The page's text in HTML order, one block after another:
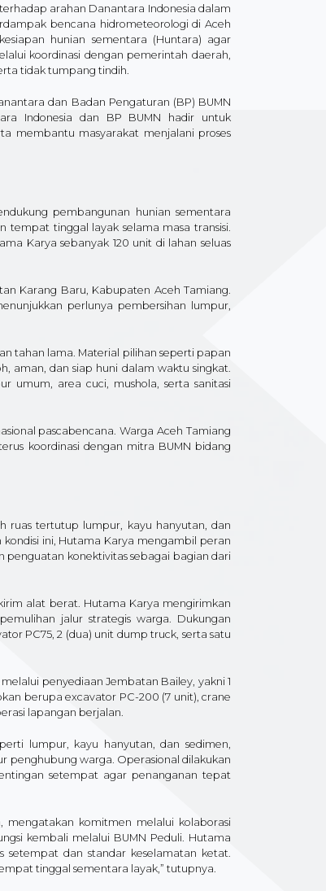
arahan Danantara Indonesia dalam
bencana hidrometeorologi di Aceh
hunian sementara (Huntara) agar
koordinasi dengan pemerintah daerah,
tidak tumpang tindih.​
dan Badan Pengaturan (BP) BUMN
Indonesia dan BP BUMN hadir untuk
membantu masyarakat menjalani proses
pembangunan hunian sementara
tinggal layak selama masa transisi.
Karya sebanyak 120 unit di lahan seluas
Karang Baru, Kabupaten Aceh Tamiang.
perlunya pembersihan lumpur,
tahan lama. Material pilihan seperti papan
aman, dan siap huni dalam waktu singkat.
umum, area cuci, mushola, serta sanitasi
pascabencana. Warga Aceh Tamiang
koordinasi dengan mitra BUMN bidang
ruas tertutup lumpur, kayu hanyutan, dan
ini, Hutama Karya mengambil peran
penguatan konektivitas sebagai bagian dari
alat berat. Hutama Karya mengirimkan
jalur strategis warga. Dukungan
PC75, 2 (dua) unit dump truck, serta satu
penyediaan Jembatan Bailey, yakni 1
berupa excavator PC-200 (7 unit), crane
lapangan berjalan.​
lumpur, kayu hanyutan, dan sedimen,
penghubung warga. Operasional dilakukan
setempat agar penanganan tepat
mengatakan komitmen melalui kolaborasi
kembali melalui BUMN Peduli. Hutama
setempat dan standar keselamatan ketat.
tinggal sementara layak,” tutupnya.